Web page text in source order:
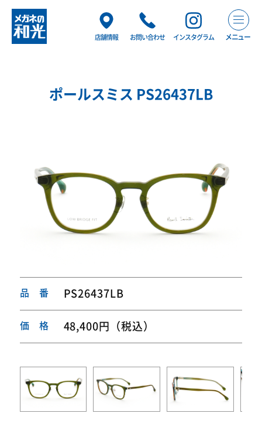
店舗情報 お問い合わせ インスタグラム メニュー
ポールスミス PS26437LB
品 番 PS26437LB
価 格 48,400円（税込）